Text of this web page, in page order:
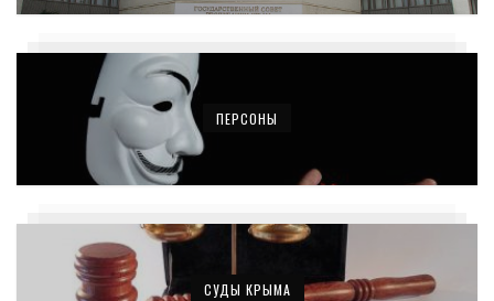
ПЕРСОНЫ
СУДЫ КРЫМА